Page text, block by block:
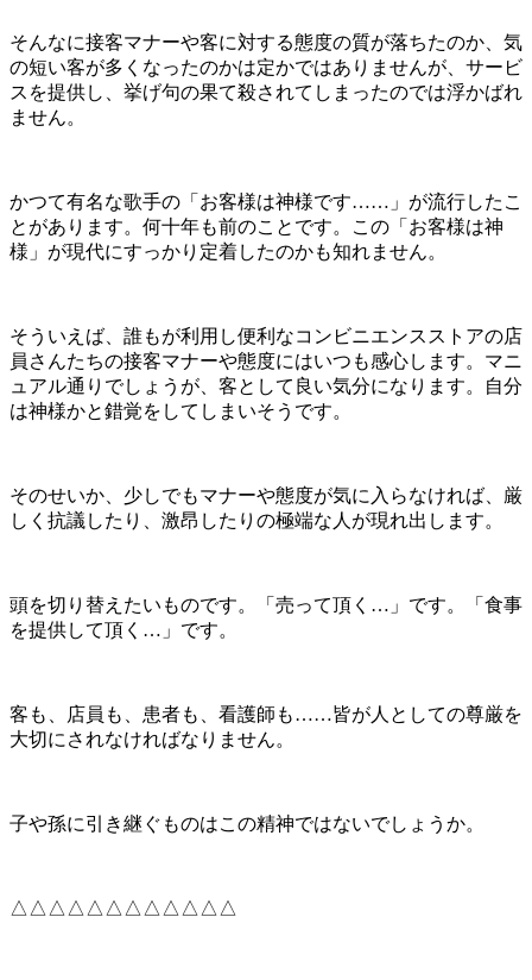
そんなに接客マナーや客に対する態度の質が落ちたのか、気
の短い客が多くなったのかは定かではありませんが、サービ
スを提供し、挙げ句の果て殺されてしまったのでは浮かばれ
ません。
かつて有名な歌手の「お客様は神様です……」が流行したこ
とがあります。何十年も前のことです。この「お客様は神
様」が現代にすっかり定着したのかも知れません。
そういえば、誰もが利用し便利なコンビニエンスストアの店
員さんたちの接客マナーや態度にはいつも感心します。マニ
ュアル通りでしょうが、客として良い気分になります。自分
は神様かと錯覚をしてしまいそうです。
そのせいか、少しでもマナーや態度が気に入らなければ、厳
しく抗議したり、激昂したりの極端な人が現れ出します。
頭を切り替えたいものです。「売って頂く…」です。「食事
を提供して頂く…」です。
客も、店員も、患者も、看護師も……皆が人としての尊厳を
大切にされなければなりません。
子や孫に引き継ぐものはこの精神ではないでしょうか。
△△△△△△△△△△△△